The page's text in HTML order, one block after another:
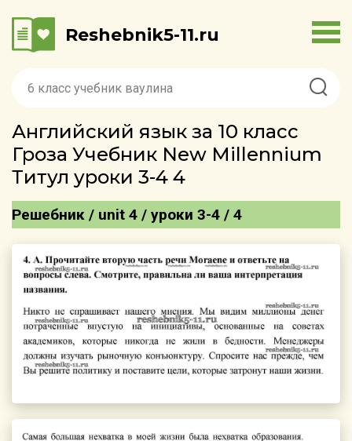
Reshebnik5-11.ru
Английский язык за 10 класс
Гроза Учебник New Millennium
Титул уроки 3-4 4
Решебник / unit 4 / уроки 3-4 / 4